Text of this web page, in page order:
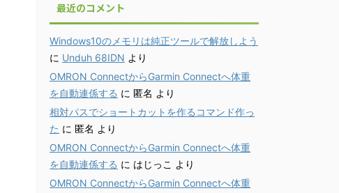
最近のコメント
Windows10のメモリは純正ツールで解放しよう
に Unduh 68IDN より
OMRON ConnectからGarmin Connectへ体重
を自動連係する に 匿名 より
相対パスでショートカットを作るコマンド作っ
た に 匿名 より
OMRON ConnectからGarmin Connectへ体重
を自動連係する に はじっこ より
OMRON ConnectからGarmin Connectへ体重